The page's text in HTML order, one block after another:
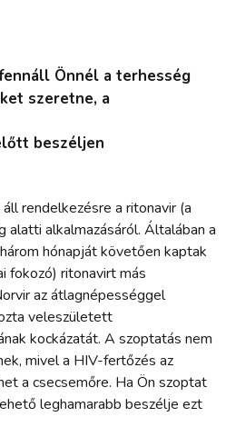
Önnél a terhesség
szeretne, a
beszéljen
rendelkezésre a ritonavir (a
alatti alkalmazásáról. Általában a
hónapját követően kaptak
fokozó) ritonavirt más
az átlagnépességgel
veleszületett
kockázatát. A szoptatás nem
mivel a HIV-fertőzés az
a csecsemőre. Ha Ön szoptat
leghamarabb beszélje ezt